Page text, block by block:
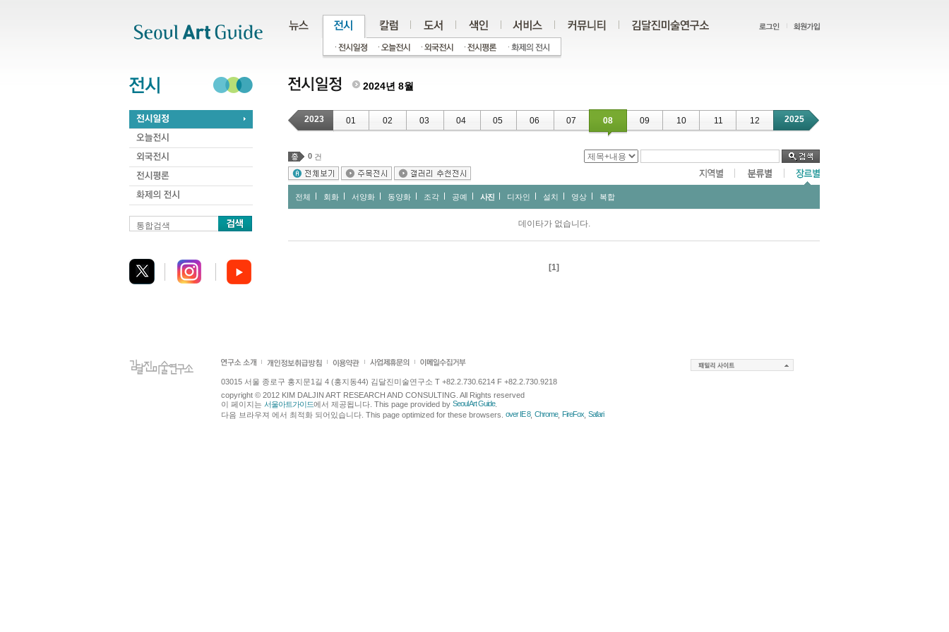
통합검색
2024년 8월
2023 01 02 03 04 05 06 07 08 09 10 11 12 2025
0 건
전체 회화 서양화 동양화 조각 공예 사진 디자인 설치 영상 복합
데이타가 없습니다.
[1]
03015 서울 종로구 홍지문1길 4 (홍지동44) 김달진미술연구소 T +82.2.730.6214 F +82.2.730.9218
copyright © 2012 KIM DALJIN ART RESEARCH AND CONSULTING. All Rights reserved
이 페이지는 서울아트가이드에서 제공됩니다. This page provided by Seoul Art Guide.
다음 브라우져 에서 최적화 되어있습니다. This page optimized for these browsers. over IE 8, Chrome, FireFox Safari